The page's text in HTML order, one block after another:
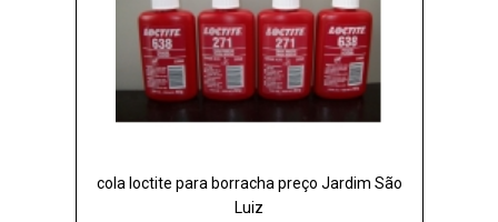
cola loctite para borracha preço Jardim São
Luiz